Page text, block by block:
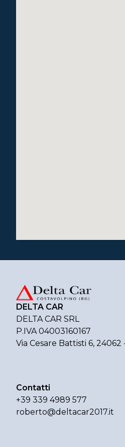
DELTA CAR
DELTA CAR SRL
P.IVA 04003160167
Via Cesare Battisti 6,
Contatti
+39 339 4989 577
roberto@deltacar2017.it